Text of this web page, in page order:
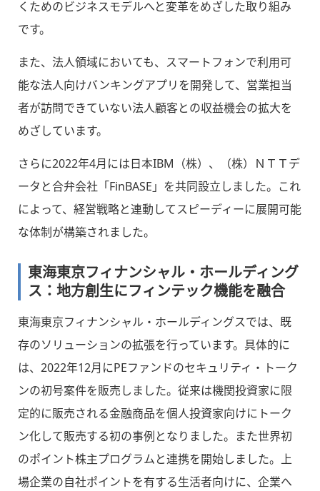
くためのビジネスモデルへと変革をめざした取り組み
です。
また、法人領域においても、スマートフォンで利用可
能な法人向けバンキングアプリを開発して、営業担当
者が訪問できていない法人顧客との収益機会の拡大を
めざしています。
さらに2022年4月には日本IBM（株）、（株）ＮＴＴデ
ータと合弁会社「FinBASE」を共同設立しました。これ
によって、経営戦略と連動してスピーディーに展開可能
な体制が構築されました。
東海東京フィナンシャル・ホールディング
ス：地方創生にフィンテック機能を融合
東海東京フィナンシャル・ホールディングスでは、既
存のソリューションの拡張を行っています。具体的に
は、2022年12月にPEファンドのセキュリティ・トーク
ンの初号案件を販売しました。従来は機関投資家に限
定的に販売される金融商品を個人投資家向けにトーク
ン化して販売する初の事例となりました。また世界初
のポイント株主プログラムと連携を開始しました。上
場企業の自社ポイントを有する生活者向けに、企業へ